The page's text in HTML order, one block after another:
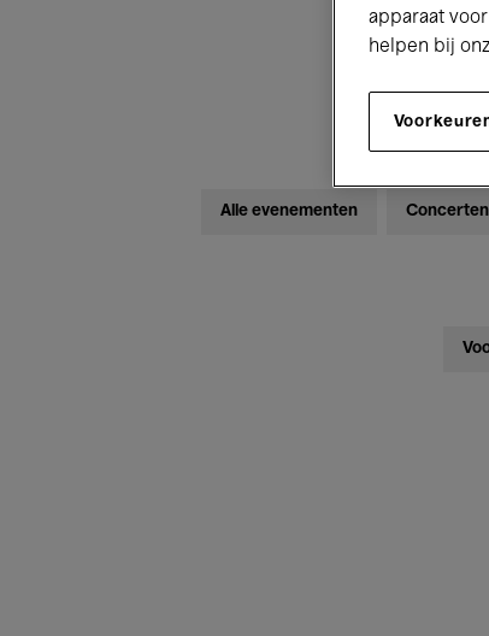
Alle evenementen Concerten
apparaat
helpen bij